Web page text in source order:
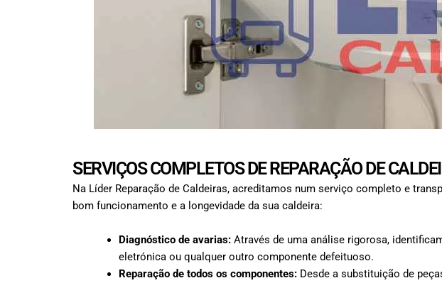
SERVIÇOS COMPLETOS DE REPARAÇÃO DE
Na Líder Reparação de Caldeiras, acreditamos num serviço completo e
bom funcionamento e a longevidade da sua caldeira:
Diagnóstico de avarias: Através de uma análise rigorosa,
eletrónica ou qualquer outro componente defeituoso.
Reparação de todos os componentes: Desde a substituição de